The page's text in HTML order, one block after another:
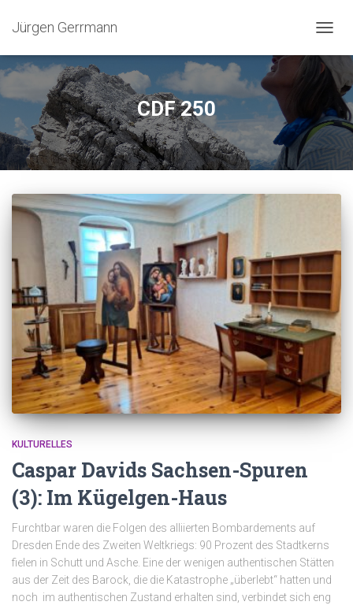
Jürgen Gerrmann
CDF 250
KULTURELLES
Caspar Davids Sachsen-Spuren
(3): Im Kügelgen-Haus
Furchtbar waren die Folgen des alliierten Bombardements auf
Dresden Ende des Zweiten Weltkriegs: 90 Prozent des Stadtkerns
fielen in Schutt und Asche. Eine der wenigen authentischen Stätten
aus der Zeit des Barock, die die Katastrophe „überlebt“ hatten und
noch im authentischen Zustand erhalten sind, verbindet sich eng